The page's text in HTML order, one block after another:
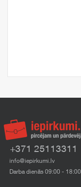
+371 25113311
info@iepirkumi.lv
Darba dienās 09:00 - 18:00